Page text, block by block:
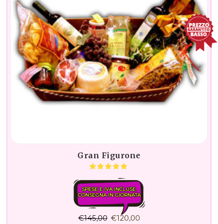
Gran Figurone
SPESE E IVA INCLUSE.
CONSEGNA IN GIORNATA
€145,00 €120,00